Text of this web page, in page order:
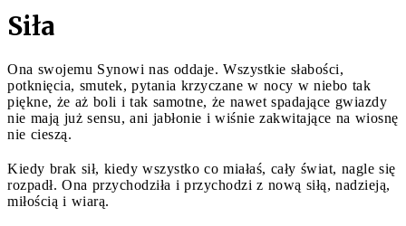
Siła
Ona swojemu Synowi nas oddaje. Wszystkie słabości,
potknięcia, smutek, pytania krzyczane w nocy w niebo tak
piękne, że aż boli i tak samotne, że nawet spadające gwiazdy
nie mają już sensu, ani jabłonie i wiśnie zakwitające na wiosnę
nie cieszą.
Kiedy brak sił, kiedy wszystko co miałaś, cały świat, nagle się
rozpadł. Ona przychodziła i przychodzi z nową siłą, nadzieją,
miłością i wiarą.